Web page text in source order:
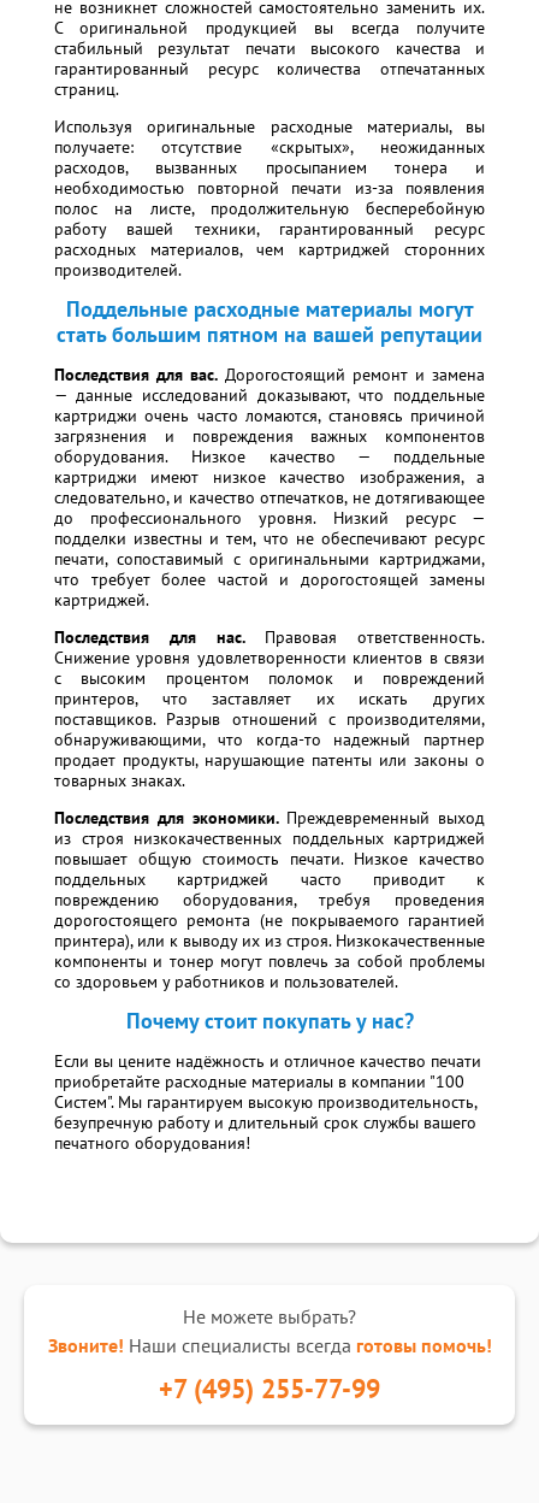
не возникнет сложностей самостоятельно заменить их.
С оригинальной продукцией вы всегда получите
стабильный результат печати высокого качества и
гарантированный ресурс количества отпечатанных
страниц.
Используя оригинальные расходные материалы, вы
получаете: отсутствие «скрытых», неожиданных
расходов, вызванных просыпанием тонера и
необходимостью повторной печати из-за появления
полос на листе, продолжительную бесперебойную
работу вашей техники, гарантированный ресурс
расходных материалов, чем картриджей сторонних
производителей.
Поддельные расходные материалы могут
стать большим пятном на вашей репутации
Последствия для вас. Дорогостоящий ремонт и замена
— данные исследований доказывают, что поддельные
картриджи очень часто ломаются, становясь причиной
загрязнения и повреждения важных компонентов
оборудования. Низкое качество — поддельные
картриджи имеют низкое качество изображения, а
следовательно, и качество отпечатков, не дотягивающее
до профессионального уровня. Низкий ресурс —
подделки известны и тем, что не обеспечивают ресурс
печати, сопоставимый с оригинальными картриджами,
что требует более частой и дорогостоящей замены
картриджей.
Последствия для нас.Правовая ответственность.
Снижение уровня удовлетворенности клиентов в связи
с высоким процентом поломок и повреждений
принтеров, что заставляет их искать других
поставщиков. Разрыв отношений с производителями,
обнаруживающими, что когда-то надежный партнер
продает продукты, нарушающие патенты или законы о
товарных знаках.
Последствия для экономики.Преждевременный выход
из строя низкокачественных поддельных картриджей
повышает общую стоимость печати. Низкое качество
поддельных картриджей часто приводит к
повреждению оборудования, требуя проведения
дорогостоящего ремонта (не покрываемого гарантией
принтера), или к выводу их из строя. Низкокачественные
компоненты и тонер могут повлечь за собой проблемы
со здоровьем у работников и пользователей.
Почему стоит покупать у нас?
Если вы цените надёжность и отличное качество печати
приобретайте расходные материалы в компании "100
Систем". Мы гарантируем высокую производительность,
безупречную работу и длительный срок службы вашего
печатного оборудования!
Не можете выбрать?
Звоните! Наши специалисты всегда готовы помочь!
+7 (495) 255-77-99